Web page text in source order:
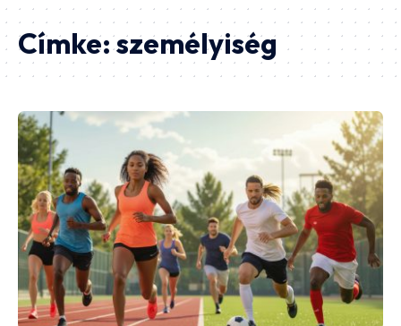
Címke:személyiség